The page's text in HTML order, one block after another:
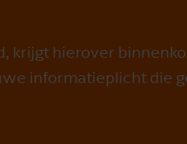
krijgt hierover
informatieplicht die